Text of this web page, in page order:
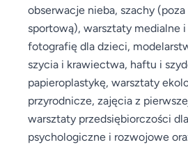
obserwacje nieba, szachy
sportową), warsztaty medialne
fotografię dla dzieci,
szycia i krawiectwa, haftu i
papieroplastykę, warsztaty
przyrodnicze, zajęcia z
warsztaty przedsiębiorczości
psychologiczne i rozwojowe